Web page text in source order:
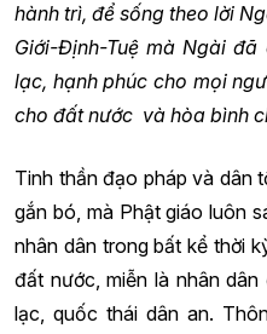
hành trì, để sống theo lời
Giới-Định-Tuệ mà Ngài
lạc, hạnh phúc cho mọi
cho đất nước và hòa bình
Tinh thần đạo pháp và dân
gắn bó, mà Phật giáo luôn
nhân dân trong bất kể thời
đất nước, miễn là nhân
lạc, quốc thái dân an.